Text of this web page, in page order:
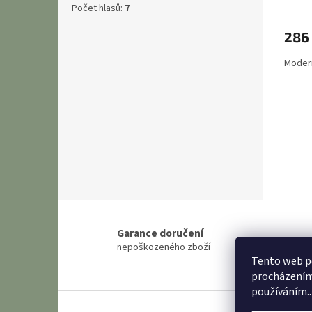
Tento web
Počet hlasů: 7
286
Garance doručení
nepoškozeného zboží